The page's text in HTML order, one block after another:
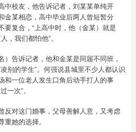
中校友，他告诉记者，刘某某单纯开
金某相恋，高中毕业后两人曾短暂分
要复合，“上高中时，他（金某）就是
，我们都怕他”。
）告诉记者，他和金某是同届不同班，
别的学生”。何强说县城里不少人都认识
和一位老人发生口角后动手打人的事
一次”。
反对这门婚事，父母善解人意，又考虑
她的选择。